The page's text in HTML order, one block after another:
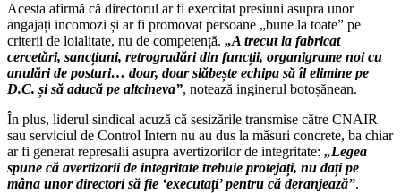
Acesta afirmă că directorul ar fi exercitat presiuni asupra unor
angajați incomozi și ar fi promovat persoane „bune la toate” pe
criterii de loialitate, nu de competență. „A trecut la fabricat
cercetări, sancțiuni, retrogradări din funcții, organigrame noi cu
anulări de posturi… doar, doar slăbește echipa să îl elimine pe
D.C. și să aducă pe altcineva”, notează inginerul botoșănean.
În plus, liderul sindical acuză că sesizările transmise către CNAIR
sau serviciul de Control Intern nu au dus la măsuri concrete, ba chiar
ar fi generat represalii asupra avertizorilor de integritate: „Legea
spune că avertizorii de integritate trebuie protejați, nu dați pe
mâna unor directori să fie ‘executați’ pentru că deranjează”.